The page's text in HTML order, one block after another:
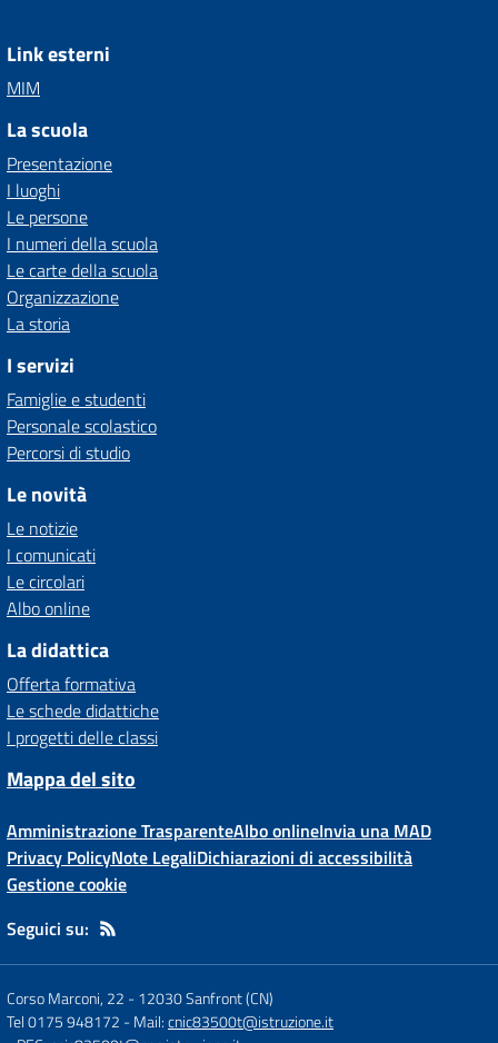
Link esterni
MIM
La scuola
Presentazione
I luoghi
Le persone
I numeri della scuola
Le carte della scuola
Organizzazione
La storia
I servizi
Famiglie e studenti
Personale scolastico
Percorsi di studio
Le novità
Le notizie
I comunicati
Le circolari
Albo online
La didattica
Offerta formativa
Le schede didattiche
I progetti delle classi
Mappa del sito
Amministrazione TrasparenteAlbo onlineInvia una MAD
Privacy PolicyNote LegaliDichiarazioni di accessibilità
Gestione cookie
Seguici su:
Corso Marconi, 22 -12030 Sanfront (CN)
Tel 0175 948172 - Mail:cnic83500t@istruzione.it